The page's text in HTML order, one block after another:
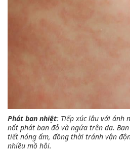
Phát ban nhiệt: Tiếp xúc lâu với ánh
nốt phát ban đỏ và ngứa trên da.
tiết nóng ẩm, đồng thời tránh vận
nhiều mồ hôi.